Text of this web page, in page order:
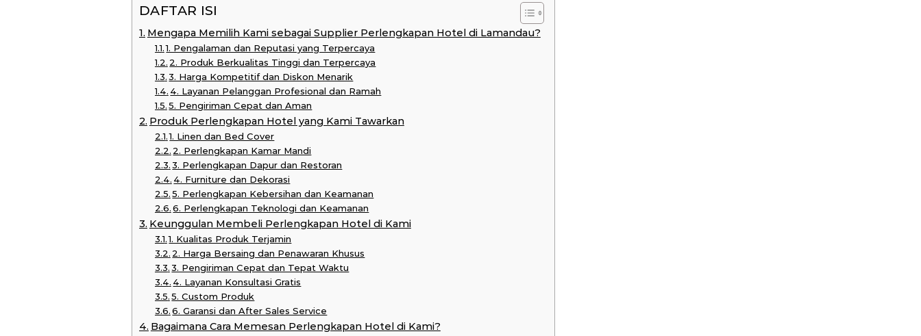
DAFTAR ISI
Mengapa Memilih Kami sebagai Supplier Perlengkapan Hotel di Lamandau?
1. Pengalaman dan Reputasi yang Terpercaya
2. Produk Berkualitas Tinggi dan Terpercaya
3. Harga Kompetitif dan Diskon Menarik
4. Layanan Pelanggan Profesional dan Ramah
5. Pengiriman Cepat dan Aman
Produk Perlengkapan Hotel yang Kami Tawarkan
1. Linen dan Bed Cover
2. Perlengkapan Kamar Mandi
3. Perlengkapan Dapur dan Restoran
4. Furniture dan Dekorasi
5. Perlengkapan Kebersihan dan Keamanan
6. Perlengkapan Teknologi dan Keamanan
Keunggulan Membeli Perlengkapan Hotel di Kami
1. Kualitas Produk Terjamin
2. Harga Bersaing dan Penawaran Khusus
3. Pengiriman Cepat dan Tepat Waktu
4. Layanan Konsultasi Gratis
5. Custom Produk
6. Garansi dan After Sales Service
Bagaimana Cara Memesan Perlengkapan Hotel di Kami?